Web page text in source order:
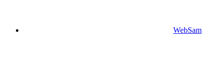
WebSam